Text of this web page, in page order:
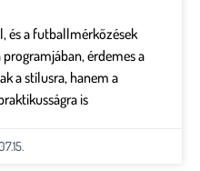
és a futballmérkőzések
érdemes a
a stílusra, hanem a
is